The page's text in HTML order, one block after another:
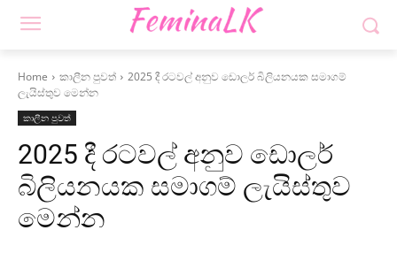
Home කාලීන පුවත්
2025 දී රටවල් අනුව ඩොලර් බිලියනයක සමාගම්
ලැයිස්තුව මෙන්න
කාලීන පුවත්
2025 දී රටවල් අනුව ඩොලර්
බිලියනයක සමාගම් ලැයිස්තුව
මෙන්න